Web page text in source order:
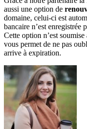
aussi une option de
domaine, celui-ci est
bancaire n’est enregistrée
Cette option n’est soumise
vous permet de ne pas
arrive à expiration.